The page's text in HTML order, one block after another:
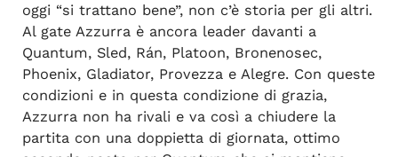
oggi “si trattano bene”, non c’è storia per gli altri.
Al gate Azzurra è ancora leader davanti a
Quantum, Sled, Rán, Platoon, Bronenosec,
Phoenix, Gladiator, Provezza e Alegre. Con queste
condizioni e in questa condizione di grazia,
Azzurra non ha rivali e va così a chiudere la
partita con una doppietta di giornata, ottimo